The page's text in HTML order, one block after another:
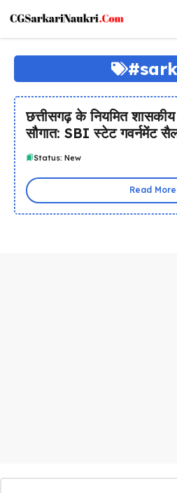
content
छत्तीसगढ़ के नियमित शासकीय
सौगात: SBI स्टेट गवर्नमेंट
Status: New
Read More